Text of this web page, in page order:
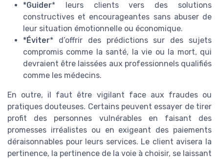
*Guider* leurs clients vers des solutions
constructives et encourageantes sans abuser de
leur situation émotionnelle ou économique.
*Éviter* d’offrir des prédictions sur des sujets
compromis comme la santé, la vie ou la mort, qui
devraient être laissées aux professionnels qualifiés
comme les médecins.
En outre, il faut être vigilant face aux fraudes ou
pratiques douteuses. Certains peuvent essayer de tirer
profit des personnes vulnérables en faisant des
promesses irréalistes ou en exigeant des paiements
déraisonnables pour leurs services. Le client avisera la
pertinence, la pertinence de la voie à choisir, se laissant